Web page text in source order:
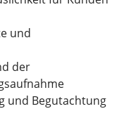
und
der
und Begutachtung